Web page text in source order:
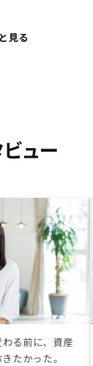
産
スク
るの
入
見る
ュー
る前に、資産
たかった。